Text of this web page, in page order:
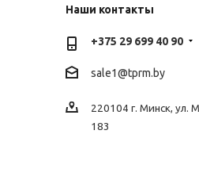
Наши контакты
+375 29 699 40 90
sale1@tprm.by
220104 г. Минск, ул.
183